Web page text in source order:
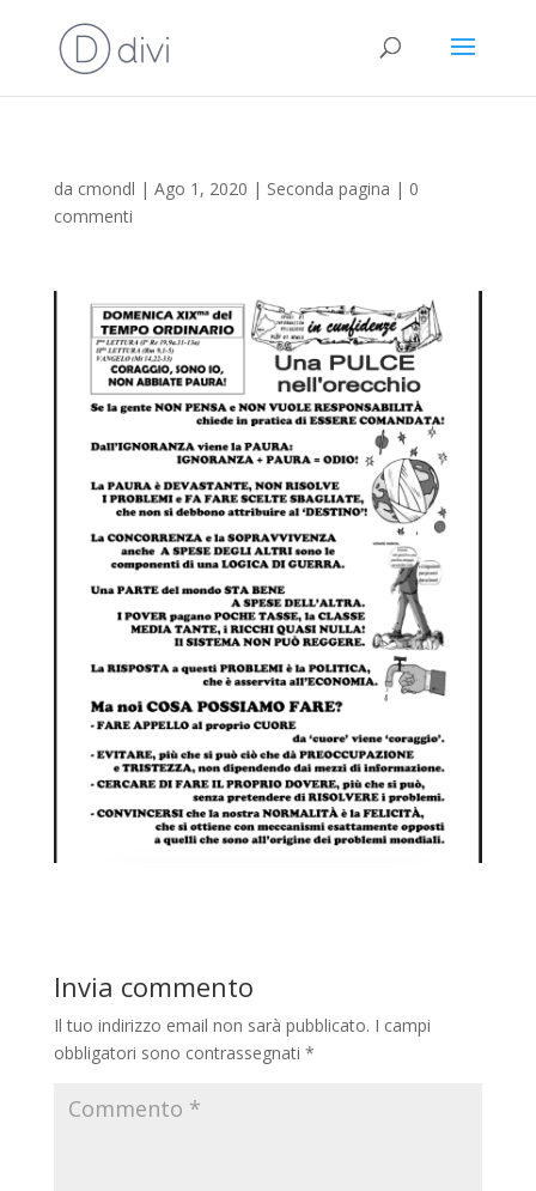
da cmondl | Ago 1, 2020 | Seconda pagina | 0
commenti
Invia commento
Il tuo indirizzo email non sarà pubblicato. I campi
obbligatori sono contrassegnati *